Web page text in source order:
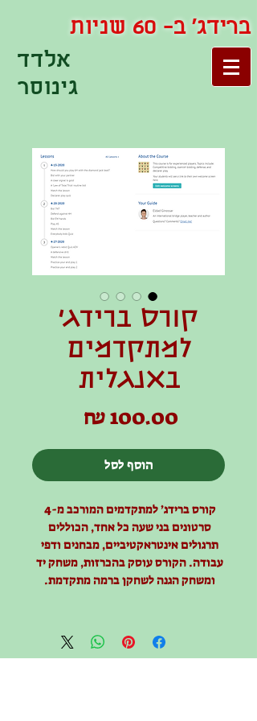
ברידג' ב- 60 שניות
אלדד
גינוסר
קורס ברידג׳
למתקדמים
באנגלית
הוסף לסל
סרטונים בני שעה כל אחד, הכוללים
תרגולים אינטראקטיביים, מבחנים ודפי
עבודה. הקורס עוסק בהכרזות, משחק יד
ומשחק הגנה לשחקן ברמה מתקדמת.